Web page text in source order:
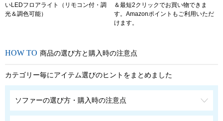
いLEDフロアライト（リモコン付・調
光＆調色可能）
＆最短2クリックでお買い物できま
す。Amazonポイントもご利用いただ
けます。
商品の選び方と購入時の注意点
カテゴリー毎にアイテム選びのヒントをまとめました
ソファーの選び方・購入時の注意点